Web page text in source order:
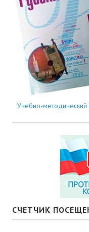
Учебно-методический
СЧЕТЧИК